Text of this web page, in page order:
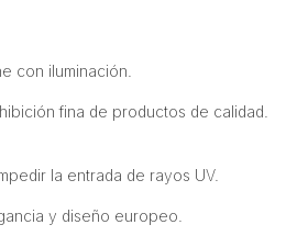
con iluminación.
fina de productos de calidad.
la entrada de rayos UV.
y diseño europeo.